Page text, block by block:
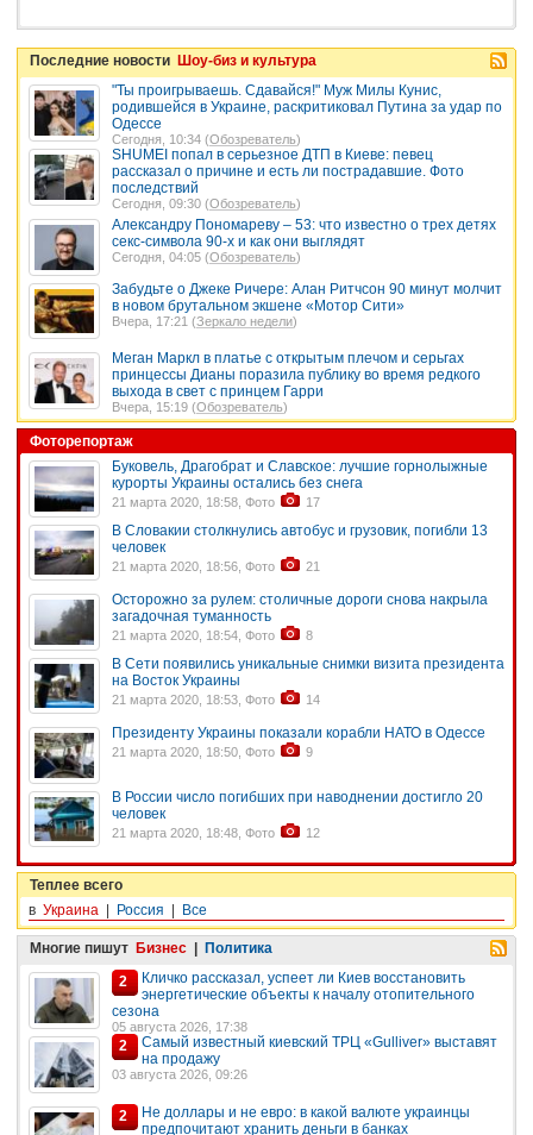
Последние новости Шоу-биз и культура
"Ты проигрываешь. Сдавайся!" Муж Милы Кунис,
родившейся в Украине, раскритиковал Путина за удар по
Одессе
Сегодня, 10:34 (Обозреватель)
SHUMEI попал в серьезное ДТП в Киеве: певец
рассказал о причине и есть ли пострадавшие. Фото
последствий
Сегодня, 09:30 (Обозреватель)
Александру Пономареву – 53: что известно о трех детях
секс-символа 90-х и как они выглядят
Сегодня, 04:05 (Обозреватель)
Забудьте о Джеке Ричере: Алан Ритчсон 90 минут молчит
в новом брутальном экшене «Мотор Сити»
Вчера, 17:21 (Зеркало недели)
Меган Маркл в платье с открытым плечом и серьгах
принцессы Дианы поразила публику во время редкого
выхода в свет с принцем Гарри
Вчера, 15:19 (Обозреватель)
Фоторепортаж
Буковель, Драгобрат и Славское: лучшие горнолыжные
курорты Украины остались без снега
21 марта 2020, 18:58, Фото 17
В Словакии столкнулись автобус и грузовик, погибли 13
человек
21 марта 2020, 18:56, Фото 21
Осторожно за рулем: столичные дороги снова накрыла
загадочная туманность
21 марта 2020, 18:54, Фото 8
В Сети появились уникальные снимки визита президента
на Восток Украины
21 марта 2020, 18:53, Фото 14
Президенту Украины показали корабли НАТО в Одессе
21 марта 2020, 18:50, Фото 9
В России число погибших при наводнении достигло 20
человек
21 марта 2020, 18:48, Фото 12
Теплее всего
в Украина Россия Все
Многие пишут Бизнес
Политика
2
Кличко рассказал, успеет ли Киев восстановить
энергетические объекты к началу отопительного
сезона
05 августа 2026, 17:38
2
Самый известный киевский ТРЦ «Gulliver» выставят
на продажу
03 августа 2026, 09:26
2
Не доллары и не евро: в какой валюте украинцы
предпочитают хранить деньги в банках